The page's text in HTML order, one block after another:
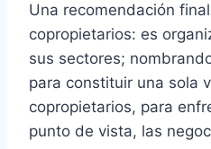
Una recomendación
copropietarios: es
sus sectores;
para constituir una sola
copropietarios, para
punto de vista, las